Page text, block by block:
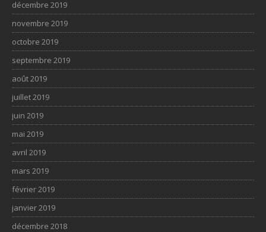
décembre 2019
novembre 2019
octobre 2019
septembre 2019
août 2019
juillet 2019
juin 2019
mai 2019
avril 2019
mars 2019
février 2019
janvier 2019
décembre 2018